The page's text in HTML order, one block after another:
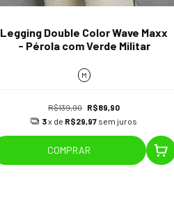
Legging Double Color Wave Maxx
- Pérola com Verde Militar
M
R$139,90 R$89,90
3x de R$29,97 sem juros
COMPRAR